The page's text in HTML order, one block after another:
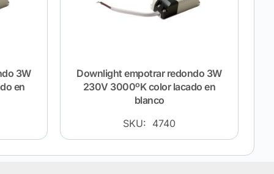
3W
en
Downlight empotrar redondo 3W
230V 3000ºK color lacado en
blanco
SKU: 4740